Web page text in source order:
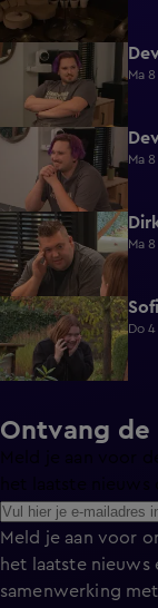
0:30
Ma
0:25
Ma
0:26
Ma
1:13
Do
Ontvang de
Meld je aan voor
het laatste nieuws
samenwerking